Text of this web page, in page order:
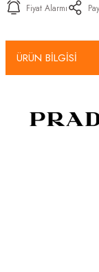
Fiyat Alarmı
ÜRÜN BİLGİSİ